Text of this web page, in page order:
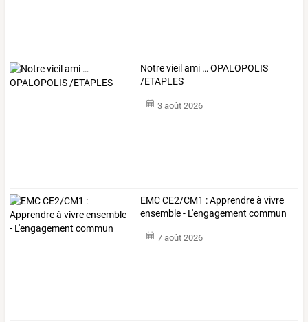
Notre vieil ami … OPALOPOLIS
/ETAPLES
3 août 2026
EMC CE2/CM1 : Apprendre à vivre
ensemble - L'engagement commun
7 août 2026